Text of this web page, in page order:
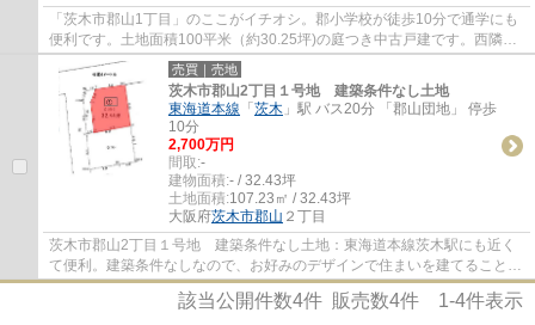
「茨木市郡山1丁目」のここがイチオシ。郡小学校が徒歩10分で通学にも
便利です。土地面積100平米（約30.25坪)の庭つき中古戸建です。西隣と
裏側とお向かいが駐車場になっており陽当た...
売買｜売地
茨木市郡山2丁目１号地 建築条件なし土地
東海道本線 「 茨木 」駅 バス20分 「郡山団地」 停歩
10分
2,700万円
間取:-
建物面積:- / 32.43坪
土地面積:107.23㎡ / 32.43坪
大阪府茨木市郡山 ２丁目
茨木市郡山2丁目１号地 建築条件なし土地：東海道本線茨木駅にも近く
て便利。建築条件なしなので、お好みのデザインで住まいを建てることが
可能です。中高層住宅の良好な住環境を守る...
該当公開件数4件 販売数4件 1-4件表示